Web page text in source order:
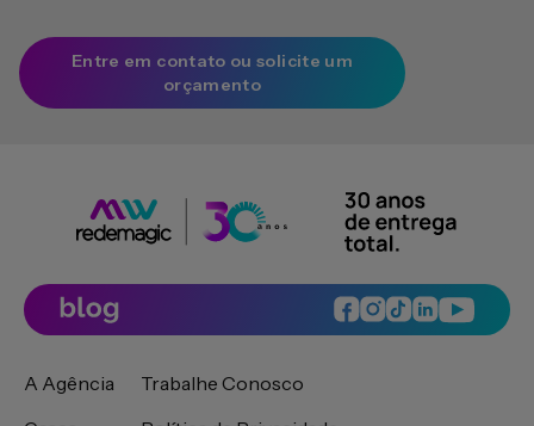
Entre em contato ou solicite um
orçamento
A Agência
Trabalhe Conosco